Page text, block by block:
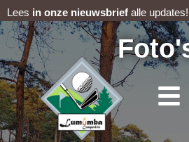
Lees in onze nieuwsbrief alle updates!